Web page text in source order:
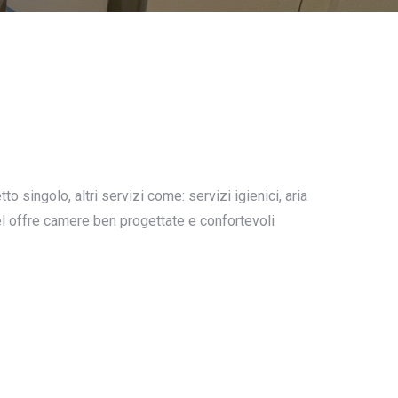
singolo, altri servizi come: servizi igienici, aria
offre camere ben progettate e confortevoli